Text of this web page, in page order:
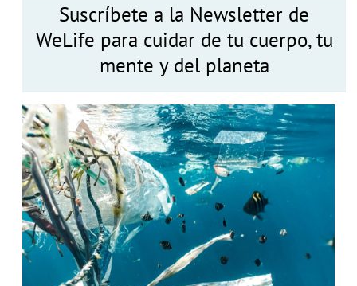
Suscríbete a la Newsletter de
WeLife para cuidar de tu cuerpo, tu
mente y del planeta